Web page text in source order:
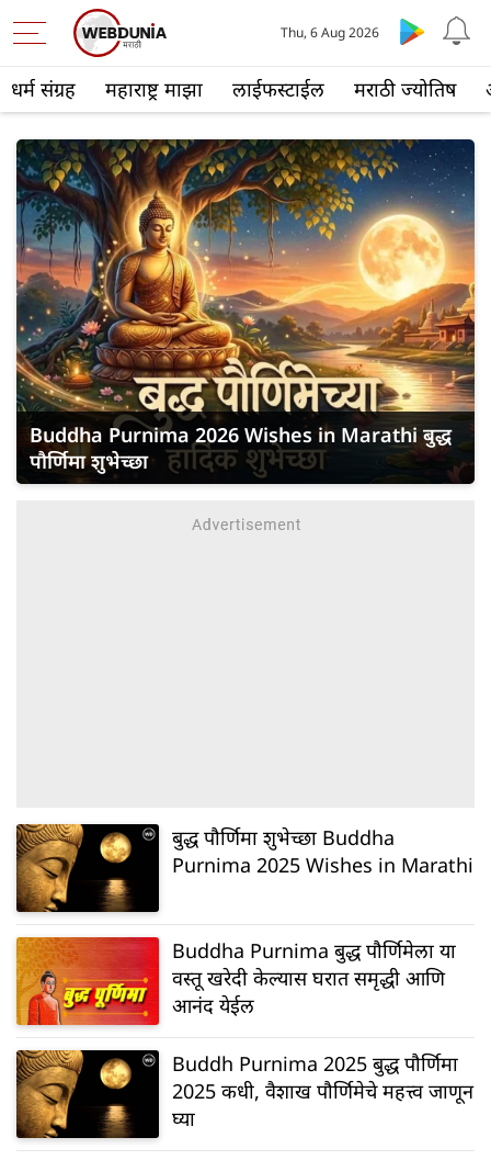
धर्म संग्रह महाराष्ट्र माझा लाईफस्टाईल मराठी ज्योतिष
Thu, 6 Aug 2026
Buddha Purnima 2026 Wishes in Marathi बुद्ध
पौर्णिमा शुभेच्छा
बुद्ध पौर्णिमा शुभेच्छा Buddha
Purnima 2025 Wishes in Marathi
Buddha Purnima बुद्ध पौर्णिमेला या
वस्तू खरेदी केल्यास घरात समृद्धी आणि
आनंद येईल
Buddh Purnima 2025 बुद्ध पौर्णिमा
2025 कधी, वैशाख पौर्णिमेचे महत्त्व जाणून
घ्या